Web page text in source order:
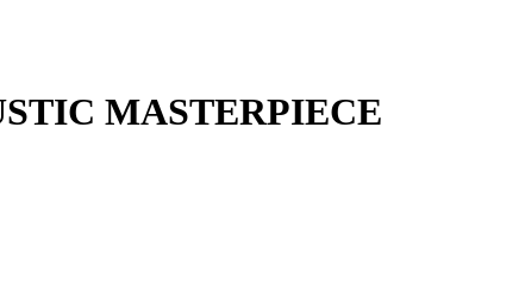
MASTERPIECE